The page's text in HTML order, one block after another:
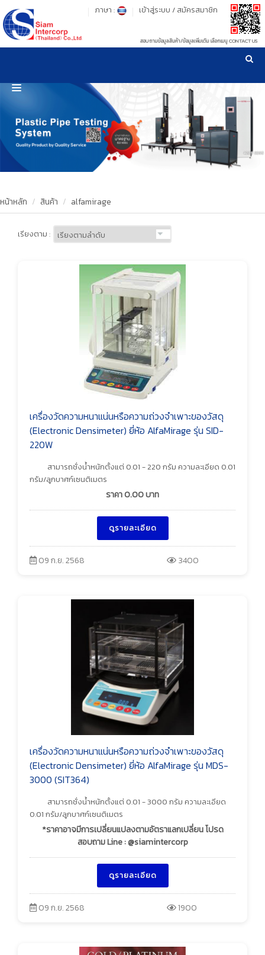
รู้ลึก รู้จริง เรื่องเครื่องมือทดสอบวัสดุ ! ยืน 1 เรื่องมาตรฐานการให้บริการ
เข้าสู่ระบบ / สมัครสมาชิก
ภาษา :
สอบถามข้อมูลสินค้า/ข้อมูลเพิ่มเติม เลือกเมนู CONTACT US
HOME
PRODUCT
OUR CLIENTS
OUR WORKS
CALIBRATION
หน้าหลัก สินค้า alfamirage
เรียงตาม :
เครื่องวัดความหนาแน่นหรือความถ่วงจำเพาะของวัสดุ
(Electronic Densimeter) ยี่ห้อ AlfaMirage รุ่น SID-
220W
สามารถชั่งน้ำหนักตั้งแต่ 0.01 - 220 กรัม ความละเอียด 0.01
กรัม/ลูกบาศก์เซนติเมตร
ราคา0.00บาท
ดูรายละเอียด
09 ก.ย. 2568 3400
เครื่องวัดความหนาแน่นหรือความถ่วงจำเพาะของวัสดุ
(Electronic Densimeter) ยี่ห้อ AlfaMirage รุ่น MDS-
3000 (SIT364)
สามารถชั่งน้ำหนักตั้งแต่ 0.01 - 3000 กรัม ความละเอียด
0.01 กรัม/ลูกบาศก์เซนติเมตร
*ราคาอาจมีการเปลี่ยนแปลงตามอัตราแลกเปลี่ยน โปรด
สอบถาม Line : @siamintercorp
ดูรายละเอียด
09 ก.ย. 2568 1900